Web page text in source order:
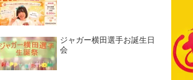
ジャガー横田選手お誕生日
会